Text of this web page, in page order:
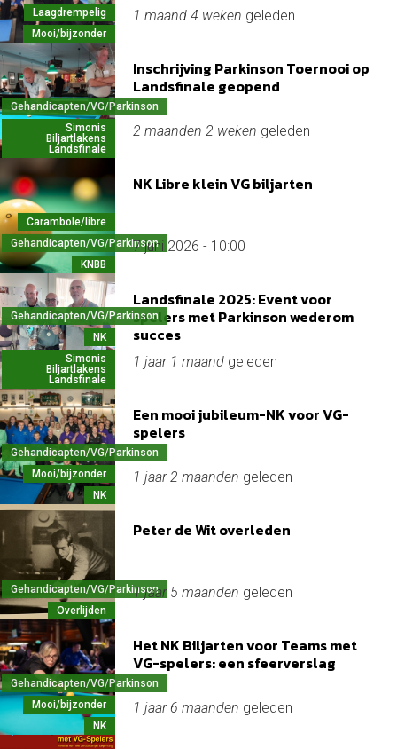
Laagdrempelig
Mooi/bijzonder
1 maand 4 weken geleden
Gehandicapten/VG/Parkinson
Simonis
Biljartlakens
Landsfinale
Inschrijving Parkinson Toernooi op
Landsfinale geopend
2 maanden 2 weken geleden
Carambole/libre
Gehandicapten/VG/Parkinson
KNBB
NK Libre klein VG biljarten
7 juni 2026 - 10:00
Gehandicapten/VG/Parkinson
NK
Simonis
Biljartlakens
Landsfinale
Landsfinale 2025: Event voor
spelers met Parkinson wederom
succes
1 jaar 1 maand geleden
Gehandicapten/VG/Parkinson
Mooi/bijzonder
NK
Een mooi jubileum-NK voor VG-
spelers
1 jaar 2 maanden geleden
Gehandicapten/VG/Parkinson
Overlijden
Peter de Wit overleden
1 jaar 5 maanden geleden
Gehandicapten/VG/Parkinson
Mooi/bijzonder
NK
Het NK Biljarten voor Teams met
VG-spelers: een sfeerverslag
1 jaar 6 maanden geleden